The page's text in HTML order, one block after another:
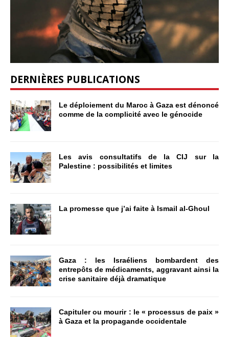
DERNIÈRES PUBLICATIONS
Le déploiement du Maroc à Gaza est dénoncé
comme de la complicité avec le génocide
Les avis consultatifs de la CIJ sur la
Palestine : possibilités et limites
La promesse que j’ai faite à Ismail al-Ghoul
Gaza : les Israéliens bombardent des
entrepôts de médicaments, aggravant ainsi la
crise sanitaire déjà dramatique
Capituler ou mourir : le « processus de paix »
à Gaza et la propagande occidentale